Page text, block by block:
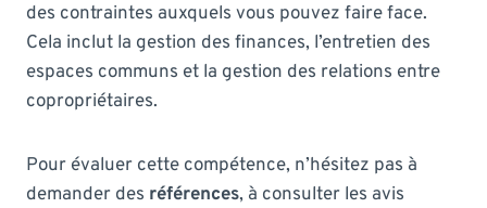
des contraintes auxquels vous pouvez faire face.
Cela inclut la gestion des finances, l’entretien des
espaces communs et la gestion des relations entre
copropriétaires.
Pour évaluer cette compétence, n’hésitez pas à
demander des références, à consulter les avis